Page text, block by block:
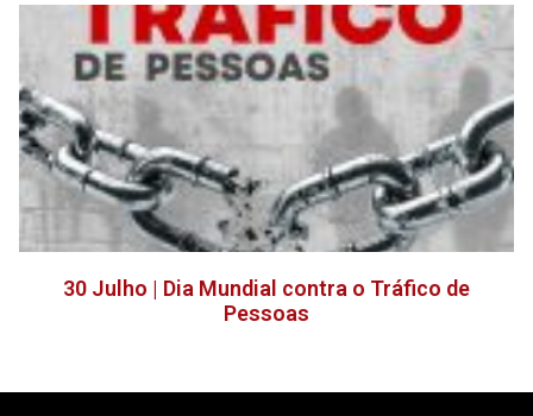
30 Julho | Dia Mundial contra o Tráfico de
Pessoas